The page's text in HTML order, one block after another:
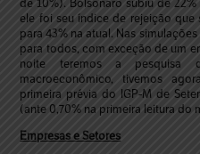
de 10%). Bolsonaro subiu de
ele foi seu índice de rejeição que
para 43% na atual. Nas
para todos, com exceção de um
noite teremos a pesquisa
macroeconômico, tivemos
primeira prévia do IGP-M de
(ante 0,70% na primeira leitura do
Empresas e Setores